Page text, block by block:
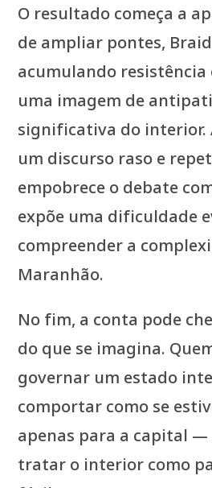
O resultado começa a
de ampliar pontes,
acumulando resistência
uma imagem de
significativa do interior.
um discurso raso e
empobrece o debate
expõe uma dificuldade
compreender a
Maranhão.
No fim, a conta pode
do que se imagina.
governar um estado
comportar como se
apenas para a capital —
tratar o interior como